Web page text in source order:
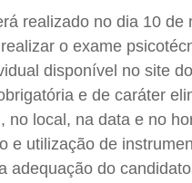
realizado no dia 10 de
o exame
disponível no site
e de caráter
no local, na data e no
e utilização de
adequação do